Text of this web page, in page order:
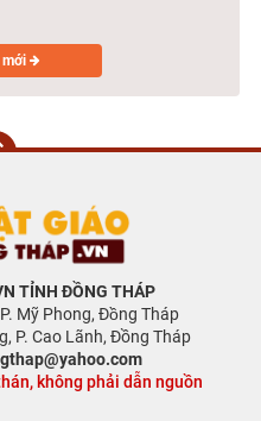
mới
TỈNH ĐỒNG THÁP
Mỹ Phong, Đồng Tháp
P. Cao Lãnh, Đồng Tháp
không phải dẫn nguồn